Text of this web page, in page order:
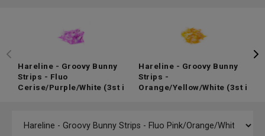
Hareline - Groovy Bunny
Strips - Fluo
Cerise/Purple/White (3st i
Hareline - Groovy Bunny
Strips -
Orange/Yellow/White (3st i